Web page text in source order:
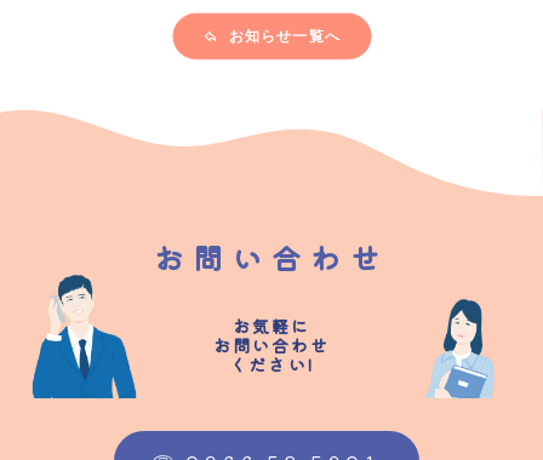
お知らせ一覧へ
お問い合わせ
お気軽に
お問い合わせ
ください!